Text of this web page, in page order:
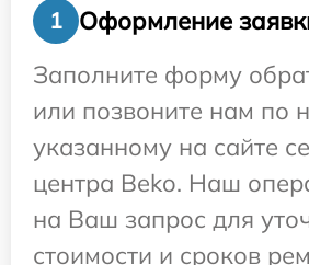
1
Оформление
Заполните форму
или позвоните нам по
указанному на сайте
центра Beko. Наш
на Ваш запрос для
стоимости и сроков